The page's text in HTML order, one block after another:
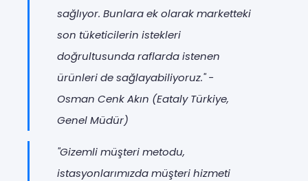
sağlıyor. Bunlara ek olarak marketteki
son tüketicilerin istekleri
doğrultusunda raflarda istenen
ürünleri de sağlayabiliyoruz." -
Osman Cenk Akın (Eataly Türkiye,
Genel Müdür)
"Gizemli müşteri metodu,
istasyonlarımızda müşteri hizmeti